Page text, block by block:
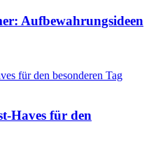
Aufbewahrungsideen
Haves für den